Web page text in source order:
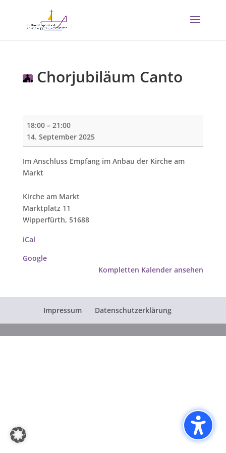
Chorjubiläum Canto
Chorjubiläum
Canto
18:00 – 21:00
14. September 2025
Im Anschluss Empfang im Anbau der Kirche am
Markt
Kirche am Markt
Marktplatz 11
Wipperfürth, 51688
iCal
Google
Kompletten Kalender ansehen
Impressum Datenschutzerklärung